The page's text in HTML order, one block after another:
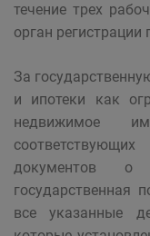
течение трех
орган
За
и ипотеки как
недвижимое
документов о
государственная
все указанные